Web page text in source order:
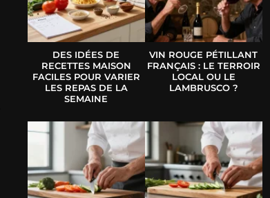
DES IDÉES DE
RECETTES MAISON
FACILES POUR VARIER
LES REPAS DE LA
SEMAINE
VIN ROUGE PÉTILLANT
FRANÇAIS : LE TERROIR
LOCAL OU LE
LAMBRUSCO ?